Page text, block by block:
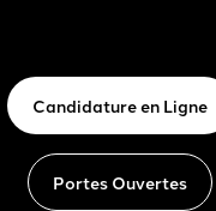
Candidature en Ligne
Portes Ouvertes